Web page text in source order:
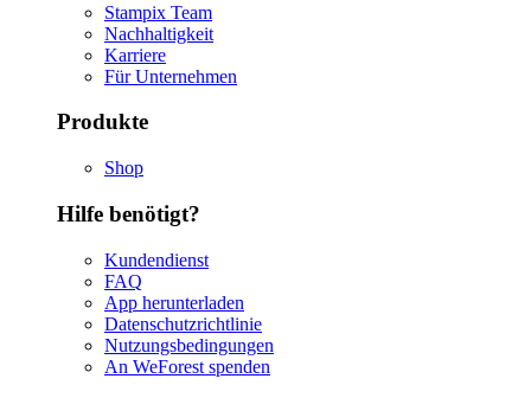
Stampix Team
Nachhaltigkeit
Karriere
Für Unternehmen
Produkte
Shop
Hilfe benötigt?
Kundendienst
FAQ
App herunterladen
Datenschutzrichtlinie
Nutzungsbedingungen
An WeForest spenden